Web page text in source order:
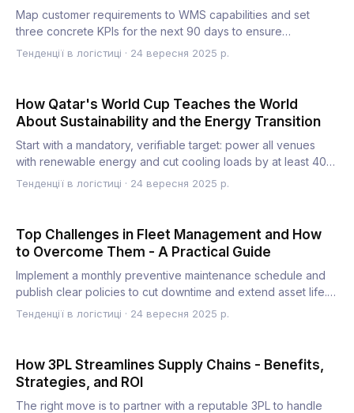
Map customer requirements to WMS capabilities and set
three concrete KPIs for the next 90 days to ensure
measurable impa…
Тенденції в логістиці · 24 вересня 2025 р.
How Qatar's World Cup Teaches the World
About Sustainability and the Energy Transition
Start with a mandatory, verifiable target: power all venues
with renewable energy and cut cooling loads by at least 40%
…
Тенденції в логістиці · 24 вересня 2025 р.
Top Challenges in Fleet Management and How
to Overcome Them - A Practical Guide
Implement a monthly preventive maintenance schedule and
publish clear policies to cut downtime and extend asset life.
Th…
Тенденції в логістиці · 24 вересня 2025 р.
How 3PL Streamlines Supply Chains - Benefits,
Strategies, and ROI
The right move is to partner with a reputable 3PL to handle